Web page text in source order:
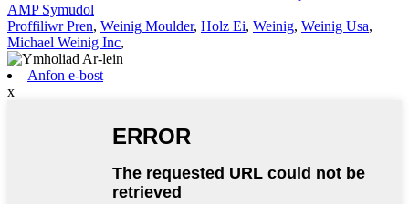
AMP Symudol
Proffiliwr Pren, Weinig Moulder, Holz Ei, Weinig, Weinig Usa,
Michael Weinig Inc,
Anfon e-bost
x